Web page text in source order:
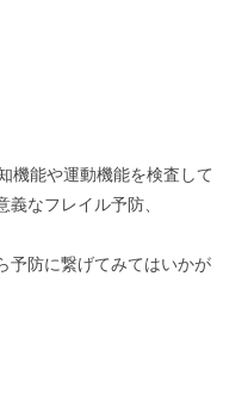
機能や運動機能を検査して
なフレイル予防、
予防に繋げてみてはいかが